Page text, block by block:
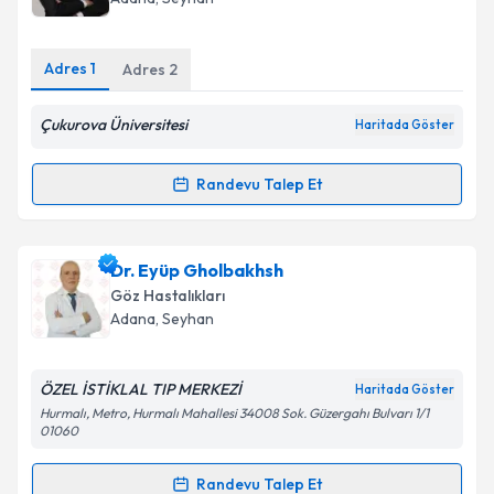
Metni'ni okudum ve kişisel verilerimin belirtilen
kapsamda işlenmesini kabul ediyorum.
Adres 1 Adres 2
Çukurova Üniversitesi Haritada Göster
Randevu Talep Et
Randevu Takvimi Talebi
Prof. Dr. Altan Atakan Özcan
talebi oluşturun. Size bu uzmandan randevu almanız
için bir takvim hazırlandığında e-posta ile
bilgilendireceğiz.
E-posta Adresiniz
Kişisel verilerimin işlenmesine ilişkin
Dr. Eyüp Gholbakhsh
Göz Hastalıkları
Adana, Seyhan
ÖZEL İSTİKLAL TIP MERKEZİ Haritada Göster
Hurmalı, Metro, Hurmalı Mahallesi 34008 Sok. Güzergahı Bulvarı 1/1
01060
Randevu Talep Et